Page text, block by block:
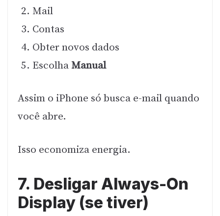
Mail
Contas
Obter novos dados
Escolha Manual
Assim o iPhone só busca e-mail quando
você abre.
Isso economiza energia.
7. Desligar Always-On
Display (se tiver)